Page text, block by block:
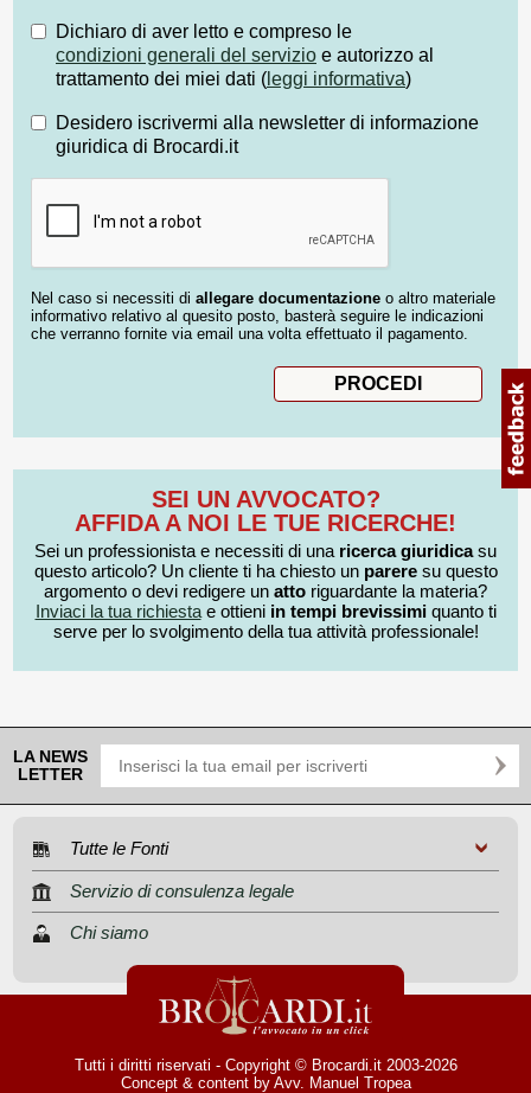
Dichiaro di aver letto e compreso le
condizioni generali del servizio e autorizzo al
trattamento dei miei dati ( leggi informativa)
Desidero iscrivermi alla newsletter di informazione
giuridica di Brocardi.it
Nel caso si necessiti di allegare documentazione o altro materiale
informativo relativo al quesito posto, basterà seguire le indicazioni
che verranno fornite via email una volta effettuato il pagamento.
SEI UN AVVOCATO?
AFFIDA A NOI LE TUE RICERCHE!
Sei un professionista e necessiti di una ricerca giuridicasu
questo articolo? Un cliente ti ha chiesto un pareresu questo
argomento o devi redigere un atto riguardante la materia?
Inviaci la tua richiestae ottieni in tempi brevissimiquanto ti
serve per lo svolgimento della tua attività professionale!
LA NEWS
LETTER
Tutte le Fonti
Servizio di consulenza legale
Chi siamo
Tutti i diritti riservati - Copyright © Brocardi.it 2003-2026
Concept & content by Avv. Manuel Tropea